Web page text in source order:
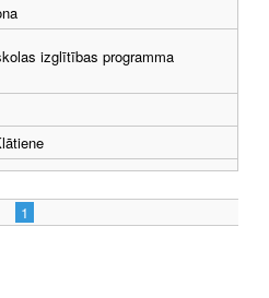
izglītības programma
1